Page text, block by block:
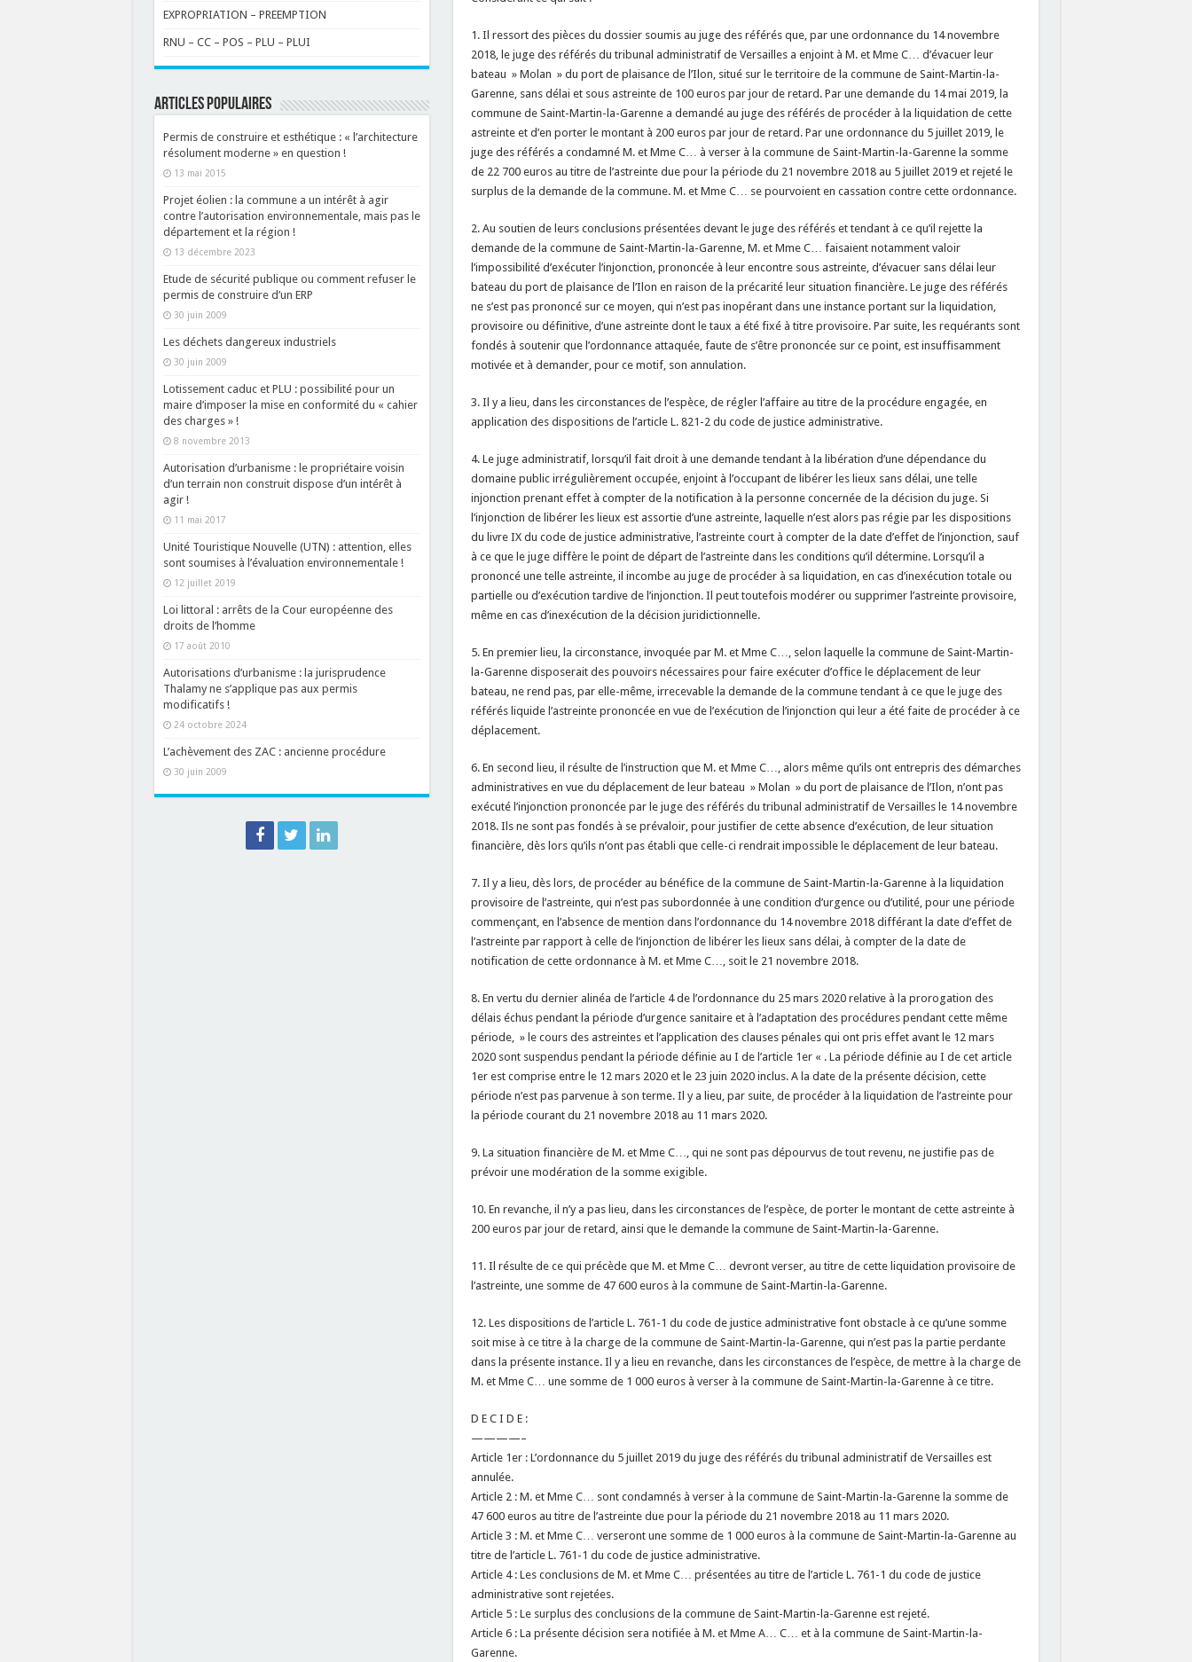
1. Il ressort des pièces du dossier soumis au juge des référés que, par une ordonnance du 14 novembre
2018, le juge des référés du tribunal administratif de Versailles a enjoint à M. et Mme C… d’évacuer leur
bateau » Molan » du port de plaisance de l’Ilon, situé sur le territoire de la commune de Saint-Martin-la-
Garenne, sans délai et sous astreinte de 100 euros par jour de retard. Par une demande du 14 mai 2019, la
commune de Saint-Martin-la-Garenne a demandé au juge des référés de procéder à la liquidation de cette
astreinte et d’en porter le montant à 200 euros par jour de retard. Par une ordonnance du 5 juillet 2019, le
juge des référés a condamné M. et Mme C… à verser à la commune de Saint-Martin-la-Garenne la somme
de 22 700 euros au titre de l’astreinte due pour la période du 21 novembre 2018 au 5 juillet 2019 et rejeté le
surplus de la demande de la commune. M. et Mme C… se pourvoient en cassation contre cette ordonnance.
2. Au soutien de leurs conclusions présentées devant le juge des référés et tendant à ce qu’il rejette la
demande de la commune de Saint-Martin-la-Garenne, M. et Mme C… faisaient notamment valoir
l’impossibilité d’exécuter l’injonction, prononcée à leur encontre sous astreinte, d’évacuer sans délai leur
bateau du port de plaisance de l’Ilon en raison de la précarité leur situation financière. Le juge des référés
ne s’est pas prononcé sur ce moyen, qui n’est pas inopérant dans une instance portant sur la liquidation,
provisoire ou définitive, d’une astreinte dont le taux a été fixé à titre provisoire. Par suite, les requérants sont
fondés à soutenir que l’ordonnance attaquée, faute de s’être prononcée sur ce point, est insuffisamment
motivée et à demander, pour ce motif, son annulation.
3. Il y a lieu, dans les circonstances de l’espèce, de régler l’affaire au titre de la procédure engagée, en
application des dispositions de l’article L. 821-2 du code de justice administrative.
4. Le juge administratif, lorsqu’il fait droit à une demande tendant à la libération d’une dépendance du
domaine public irrégulièrement occupée, enjoint à l’occupant de libérer les lieux sans délai, une telle
injonction prenant effet à compter de la notification à la personne concernée de la décision du juge. Si
l’injonction de libérer les lieux est assortie d’une astreinte, laquelle n’est alors pas régie par les dispositions
du livre IX du code de justice administrative, l’astreinte court à compter de la date d’effet de l’injonction, sauf
à ce que le juge diffère le point de départ de l’astreinte dans les conditions qu’il détermine. Lorsqu’il a
prononcé une telle astreinte, il incombe au juge de procéder à sa liquidation, en cas d’inexécution totale ou
partielle ou d’exécution tardive de l’injonction. Il peut toutefois modérer ou supprimer l’astreinte provisoire,
même en cas d’inexécution de la décision juridictionnelle.
5. En premier lieu, la circonstance, invoquée par M. et Mme C…, selon laquelle la commune de Saint-Martin-
la-Garenne disposerait des pouvoirs nécessaires pour faire exécuter d’office le déplacement de leur
bateau, ne rend pas, par elle-même, irrecevable la demande de la commune tendant à ce que le juge des
référés liquide l’astreinte prononcée en vue de l’exécution de l’injonction qui leur a été faite de procéder à ce
déplacement.
6. En second lieu, il résulte de l’instruction que M. et Mme C…, alors même qu’ils ont entrepris des démarches
administratives en vue du déplacement de leur bateau » Molan » du port de plaisance de l’Ilon, n’ont pas
exécuté l’injonction prononcée par le juge des référés du tribunal administratif de Versailles le 14 novembre
2018. Ils ne sont pas fondés à se prévaloir, pour justifier de cette absence d’exécution, de leur situation
financière, dès lors qu’ils n’ont pas établi que celle-ci rendrait impossible le déplacement de leur bateau.
7. Il y a lieu, dès lors, de procéder au bénéfice de la commune de Saint-Martin-la-Garenne à la liquidation
provisoire de l’astreinte, qui n’est pas subordonnée à une condition d’urgence ou d’utilité, pour une période
commençant, en l’absence de mention dans l’ordonnance du 14 novembre 2018 différant la date d’effet de
l’astreinte par rapport à celle de l’injonction de libérer les lieux sans délai, à compter de la date de
notification de cette ordonnance à M. et Mme C…, soit le 21 novembre 2018.
8. En vertu du dernier alinéa de l’article 4 de l’ordonnance du 25 mars 2020 relative à la prorogation des
délais échus pendant la période d’urgence sanitaire et à l’adaptation des procédures pendant cette même
période, » le cours des astreintes et l’application des clauses pénales qui ont pris effet avant le 12 mars
2020 sont suspendus pendant la période définie au I de l’article 1er « . La période définie au I de cet article
1er est comprise entre le 12 mars 2020 et le 23 juin 2020 inclus. A la date de la présente décision, cette
période n’est pas parvenue à son terme. Il y a lieu, par suite, de procéder à la liquidation de l’astreinte pour
la période courant du 21 novembre 2018 au 11 mars 2020.
9. La situation financière de M. et Mme C…, qui ne sont pas dépourvus de tout revenu, ne justifie pas de
prévoir une modération de la somme exigible.
10. En revanche, il n’y a pas lieu, dans les circonstances de l’espèce, de porter le montant de cette astreinte à
200 euros par jour de retard, ainsi que le demande la commune de Saint-Martin-la-Garenne.
11. Il résulte de ce qui précède que M. et Mme C… devront verser, au titre de cette liquidation provisoire de
l’astreinte, une somme de 47 600 euros à la commune de Saint-Martin-la-Garenne.
12. Les dispositions de l’article L. 761-1 du code de justice administrative font obstacle à ce qu’une somme
soit mise à ce titre à la charge de la commune de Saint-Martin-la-Garenne, qui n’est pas la partie perdante
dans la présente instance. Il y a lieu en revanche, dans les circonstances de l’espèce, de mettre à la charge de
M. et Mme C… une somme de 1 000 euros à verser à la commune de Saint-Martin-la-Garenne à ce titre.
D E C I D E :
————–
Article 1er : L’ordonnance du 5 juillet 2019 du juge des référés du tribunal administratif de Versailles est
annulée.
Article 2 : M. et Mme C… sont condamnés à verser à la commune de Saint-Martin-la-Garenne la somme de
47 600 euros au titre de l’astreinte due pour la période du 21 novembre 2018 au 11 mars 2020.
Article 3 : M. et Mme C… verseront une somme de 1 000 euros à la commune de Saint-Martin-la-Garenne au
titre de l’article L. 761-1 du code de justice administrative.
Article 4 : Les conclusions de M. et Mme C… présentées au titre de l’article L. 761-1 du code de justice
administrative sont rejetées.
Article 5 : Le surplus des conclusions de la commune de Saint-Martin-la-Garenne est rejeté.
Article 6 : La présente décision sera notifiée à M. et Mme A… C… et à la commune de Saint-Martin-la-
Garenne.
EXPROPRIATION – PREEMPTION
RNU – CC – POS – PLU – PLUI
ARTICLES POPULAIRES
Permis de construire et esthétique : « l’architecture
résolument moderne » en question !
13 mai 2015
Projet éolien : la commune a un intérêt à agir
contre l’autorisation environnementale, mais pas le
département et la région !
13 décembre 2023
Etude de sécurité publique ou comment refuser le
permis de construire d’un ERP
30 juin 2009
Les déchets dangereux industriels
30 juin 2009
Lotissement caduc et PLU : possibilité pour un
maire d’imposer la mise en conformité du « cahier
des charges » !
8 novembre 2013
Autorisation d’urbanisme : le propriétaire voisin
d’un terrain non construit dispose d’un intérêt à
agir !
11 mai 2017
Unité Touristique Nouvelle (UTN) : attention, elles
sont soumises à l’évaluation environnementale !
12 juillet 2019
Loi littoral : arrêts de la Cour européenne des
droits de l’homme
17 août 2010
Autorisations d’urbanisme : la jurisprudence
Thalamy ne s’applique pas aux permis
modificatifs !
24 octobre 2024
L’achèvement des ZAC : ancienne procédure
30 juin 2009